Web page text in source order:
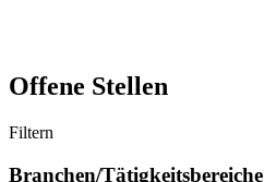
Offene Stellen
Filtern
Branchen/Tätigkeitsbereiche